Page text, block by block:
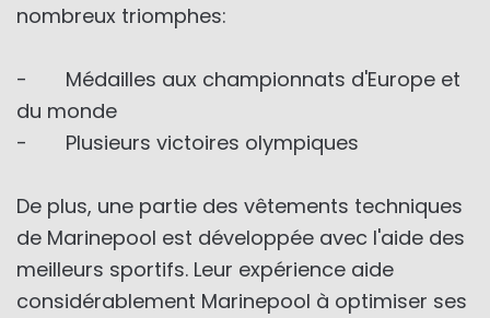
nombreux triomphes:
- Médailles aux championnats d'Europe et
du monde
- Plusieurs victoires olympiques
De plus, une partie des vêtements techniques
de Marinepool est développée avec l'aide des
meilleurs sportifs. Leur expérience aide
considérablement Marinepool à optimiser ses